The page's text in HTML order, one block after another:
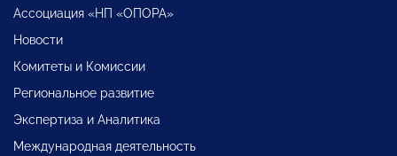
Ассоциация «НП «ОПОРА»
Новости
Комитеты и Комиссии
Региональное развитие
Экспертиза и Аналитика
Международная деятельность